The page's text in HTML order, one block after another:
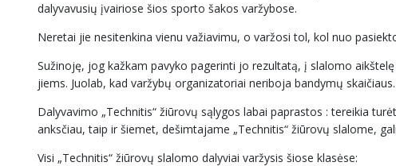
dalyvavusių įvairiose šios sporto šakos varžybose.
Neretai jie nesitenkina vienu važiavimu, o varžosi tol, kol nuo
Sužinoję, jog kažkam pavyko pagerinti jo rezultatą, į slalomo
jiems. Juolab, kad varžybų organizatoriai neriboja bandymų
Dalyvavimo „Technitis“ žiūrovų sąlygos labai paprastos : tereikia
anksčiau, taip ir šiemet, dešimtajame „Technitis“ žiūrovų slalome,
Visi „Technitis“ žiūrovų slalomo dalyviai varžysis šiose klasėse: